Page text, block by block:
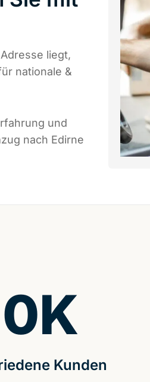
liegt,
nationale &
und
nach Edirne
Kunden
0K